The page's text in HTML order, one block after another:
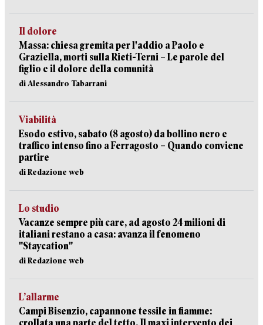
Il dolore
Massa: chiesa gremita per l'addio a Paolo e
Graziella, morti sulla Rieti-Terni – Le parole del
figlio e il dolore della comunità
di Alessandro Tabarrani
Viabilità
Esodo estivo, sabato (8 agosto) da bollino nero e
traffico intenso fino a Ferragosto – Quando conviene
partire
di Redazione web
Lo studio
Vacanze sempre più care, ad agosto 24 milioni di
italiani restano a casa: avanza il fenomeno
"Staycation"
di Redazione web
L’allarme
Campi Bisenzio, capannone tessile in fiamme: